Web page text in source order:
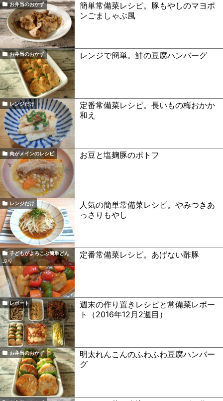
お弁当のおかず
簡単常備菜レシピ。豚もやしのマヨポ
ンごましゃぶ風
お弁当のおかず レンジで簡単。鮭の豆腐ハンバーグ
レンジだけ
定番常備菜レシピ。長いもの梅おかか
和え
肉がメインのレシピ お豆と塩麹豚のポトフ
レンジだけ
人気の簡単常備菜レシピ。やみつきあ
っさりもやし
子どもがよろこぶ簡単どん
ぶり
定番常備菜レシピ。あげない酢豚
レポート
週末の作り置きレシピと常備菜レポー
ト（2016年12月2週目）
お弁当のおかず
明太れんこんのふわふわ豆腐ハンバー
グ